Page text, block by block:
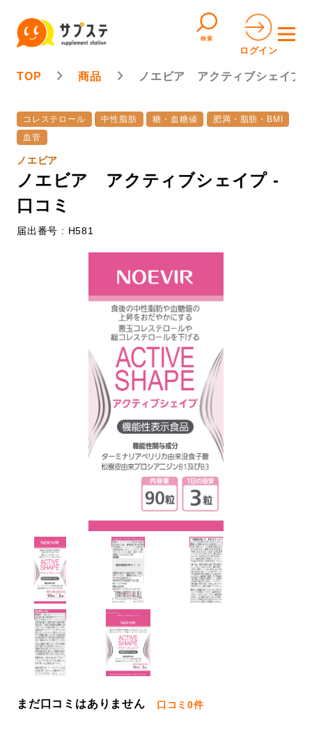
検索
ログイン
TOP 商品 ノエビア アクティブシェイプ
コレステロール 中性脂肪 糖・血糖値
肥満・脂肪・BMI
血管
ノエビア
ノエビア アクティブシェイプ -
口コミ
届出番号 : H581
まだ口コミはありません 口コミ0件